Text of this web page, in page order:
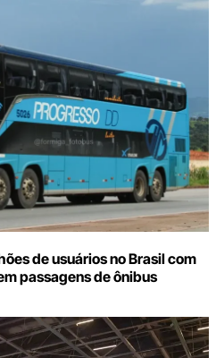
de usuários no Brasil com
passagens de ônibus